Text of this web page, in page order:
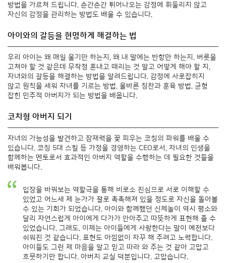
방법을 가르쳐 드립니다. 순간순간 튀어나오는 감정에 휘둘리지 않고
자신의 감정을 관리하는 방법도 배울 수 있습니다.
아이와의 갈등을 현명하게 해결하는 법
우리 아이는 왜 매일 울기만 하는지, 왜 내 말에는 반항만 하는지, 버릇을
고쳐야 할 것 같은데 무작정 혼내고 때리는 것 말고 어떻게 해야 할 지,
자녀와의 갈등을 해결하는 방법을 알려드립니다. 감정에 사로잡히지
않고 원칙을 세워 자녀를 기르는 방법, 올바른 칭찬과 훈육 방법, 균형
잡힌 민주적 아버지가 되는 방법을 배웁니다.
코치형 아버지 되기
자녀의 가능성을 발견하고 잠재력을 꽃 피우는 코칭의 파워를 배울 수
있습니다. 코칭 5대 스킬 등 가정을 경영하는 CEO로서, 자녀의 인생을
함께하는 멘토로서 효과적인 아버지 역할을 수행하는 데 필요한 것들을
배워봅니다.
입장을 바꿔보는 역할극을 통해 비로소 진심으로 서로 이해할 수
있었고 어느새 제 눈가가 절로 촉촉해져 있을 정도로 자신을 돌아볼
수 있는 기회가 되었습니다. 아이와 함께했던 신체놀이 역시 평소와
달리 자연스럽게 아이에게 다가가 안아주고 따뜻하게 표현해 줄 수
있었습니다. 그래도, 이제는 아이들에게 사랑한다는 말이 예전보다
쉬워진 것 같습니다. 표현도 아낌없이 자꾸 해 주려고 노력합니다.
아이들도 그런 제 마음을 알고 믿고 따라 와 주는 것 같아 고맙고
흐뭇하기만 합니다. 아버지 교실 덕분입니다. 고맙습니다.